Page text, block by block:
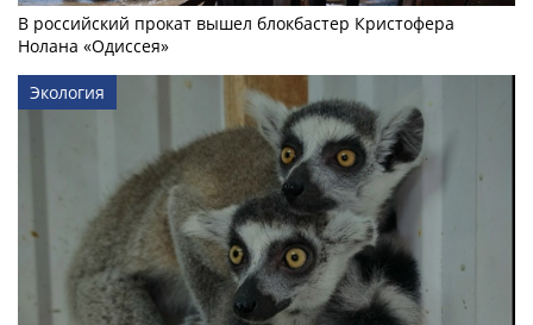
В российский прокат вышел блокбастер Кристофера
Нолана «Одиссея»
Экология